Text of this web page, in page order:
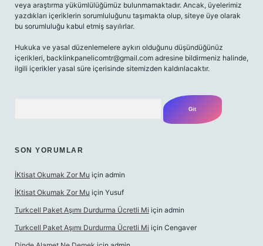
veya araştırma yükümlülüğümüz bulunmamaktadır. Ancak, üyelerimiz
yazdıkları içeriklerin sorumluluğunu taşımakta olup, siteye üye olarak
bu sorumluluğu kabul etmiş sayılırlar.
Hukuka ve yasal düzenlemelere aykırı olduğunu düşündüğünüz
içerikleri, backlinkpanelicomtr@gmail.com adresine bildirmeniz halinde,
ilgili içerikler yasal süre içerisinde sitemizden kaldırılacaktır.
SON YORUMLAR
İKtisat Okumak Zor Mu için admin
İKtisat Okumak Zor Mu için Yusuf
Turkcell Paket Aşımı Durdurma Ücretli Mi için admin
Turkcell Paket Aşımı Durdurma Ücretli Mi için Cengaver